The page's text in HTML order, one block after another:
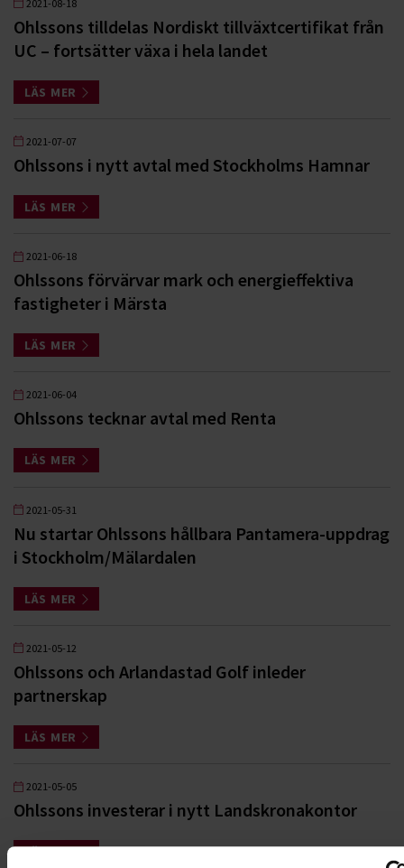
2021-08-18
Ohlssons tilldelas Nordiskt tillväxtcertifikat från
UC – fortsätter växa i hela landet
LÄS MER
2021-07-07
Ohlssons i nytt avtal med Stockholms Hamnar
LÄS MER
2021-06-18
Ohlssons förvärvar mark och energieffektiva
fastigheter i Märsta
LÄS MER
2021-06-04
Ohlssons tecknar avtal med Renta
LÄS MER
2021-05-31
Nu startar Ohlssons hållbara Pantamera-uppdrag
i Stockholm/Mälardalen
LÄS MER
2021-05-12
Ohlssons och Arlandastad Golf inleder
partnerskap
LÄS MER
2021-05-05
Ohlssons investerar i nytt Landskronakontor
LÄS MER